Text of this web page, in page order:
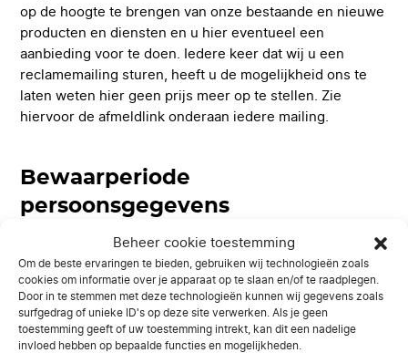
Beheer cookie toestemming
Om de beste ervaringen te bieden, gebruiken wij technologieën zoals
cookies om informatie over je apparaat op te slaan en/of te raadplegen.
Door in te stemmen met deze technologieën kunnen wij gegevens zoals
surfgedrag of unieke ID's op deze site verwerken. Als je geen
toestemming geeft of uw toestemming intrekt, kan dit een nadelige
invloed hebben op bepaalde functies en mogelijkheden.
op de hoogte te brengen van onze bestaande en nieuwe
producten en diensten en u hier eventueel een
aanbieding voor te doen. Iedere keer dat wij u een
reclamemailing sturen, heeft u de mogelijkheid ons te
laten weten hier geen prijs meer op te stellen. Zie
hiervoor de afmeldlink onderaan iedere mailing.
Bewaarperiode
persoonsgegevens
Indien u een offerte bij ons heeft opgevraagd maar u
geen klant bij ons geworden bent, zullen wij uw
gegevens uiterlijk één jaar na ons laatste contact
verwijderen. Ook indien wij een offerte van u hebben
ontvangen, maar wij geen klant van u zijn geworden,